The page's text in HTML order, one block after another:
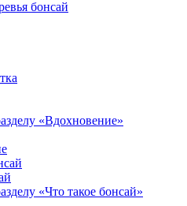
бонсай
«Вдохновение»
«Что такое бонсай»